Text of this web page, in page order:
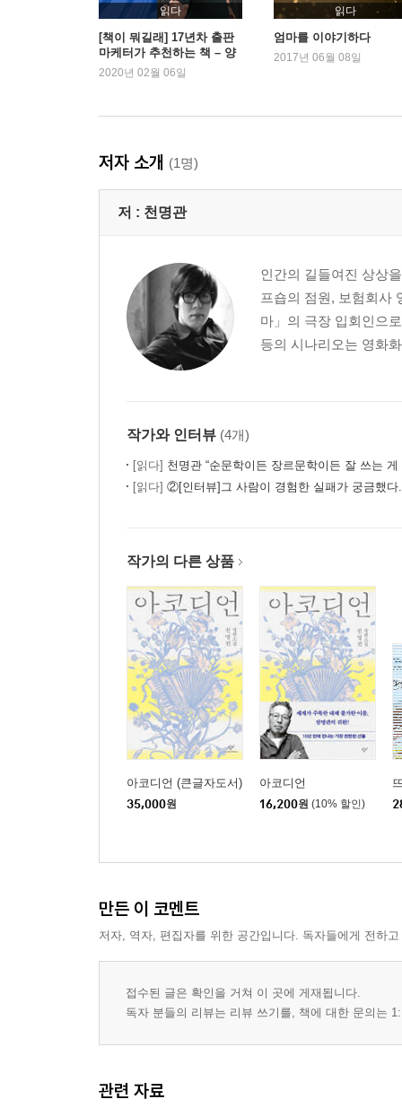
읽다
[책이 뭐길래] 17년차 출판
마케터가 추천하는 책 – 양
현범 편
2020년 02월 06일
읽다
엄마를 이야기하다
2017년 06월 08일
저자 소개 (1명)
저 : 천명관
인간의 길들여진 상상
프숍의 점원, 보험회사
마」의 극장 입회인으
등의 시나리오는 영화
작가와 인터뷰 (4개)
[읽다] 천명관 “순문학이든 장르문학이든 잘 쓰는 게
[읽다] ②[인터뷰]그 사람이 경험한 실패가 궁금했다. -
작가의 다른 상품
아코디언 (큰글자도서)
35,000원
아코디언
16,200원 (10% 할인)
만든 이 코멘트
저자, 역자, 편집자를 위한 공간입니다. 독자들에게 전하
접수된 글은 확인을 거쳐 이 곳에 게재됩니다.
독자 분들의 리뷰는 리뷰 쓰기를, 책에 대한 문의는
관련 자료